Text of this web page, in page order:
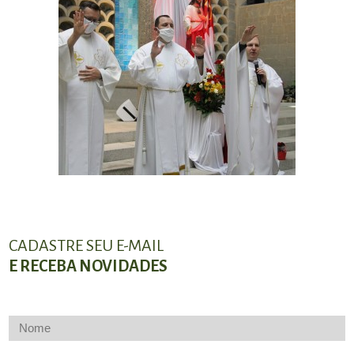
CADASTRE SEU E-MAIL
E RECEBA NOVIDADES